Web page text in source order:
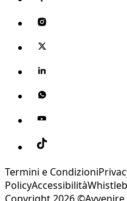
Termini e Condizioni
PolicyAccessibilità